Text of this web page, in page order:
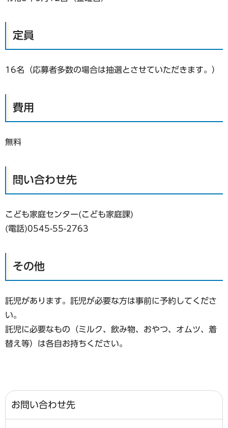
定員
16名（応募者多数の場合は抽選とさせていただきます。）
費用
無料
問い合わせ先
こども家庭センター(こども家庭課)
(電話)0545-55-2763
その他
託児があります。託児が必要な方は事前に予約してくださ
い。
託児に必要なもの（ミルク、飲み物、おやつ、オムツ、着
替え等）は各自お持ちください。
お問い合わせ先